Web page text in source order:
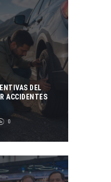
DEL
ACCIDENTES
0